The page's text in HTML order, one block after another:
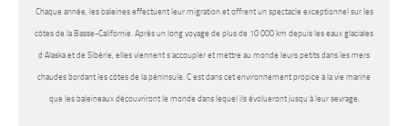
Chaque année, les baleines effectuent leur migration et offrent un spectacle exceptionnel sur les
côtes de la Basse-Californie. Après un long voyage de plus de 10 000 km depuis les eaux glaciales
d’Alaska et de Sibérie, elles viennent s’accoupler et mettre au monde leurs petits dans les mers
chaudes bordant les côtes de la péninsule. C’est dans cet environnement propice à la vie marine
que les baleineaux découvriront le monde dans lequel ils évolueront jusqu’à leur sevrage.